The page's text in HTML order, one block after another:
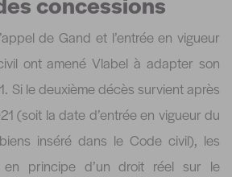
de Gand et l’entrée en vigueur
ont amené Vlabel à adapter son
Si le deuxième décès survient après
(soit la date d’entrée en vigueur du
inséré dans le Code civil), les
en principe d’un droit réel sur le